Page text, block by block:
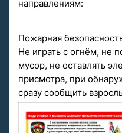
направлениям:
Пожарная
Не играть с огнём, не
мусор, не оставлять
присмотра, при
сразу сообщить